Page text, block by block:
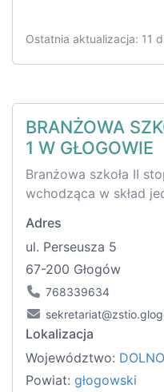
Ostatnia aktualizacja: 11
BRANŻOWA
1 W GŁOGOWIE
Branżowa szkoła II
wchodząca w skład
Adres
ul. Perseusza 5
67-200 Głogów
768339634
Lokalizacja
Województwo:
Powiat: głogowski